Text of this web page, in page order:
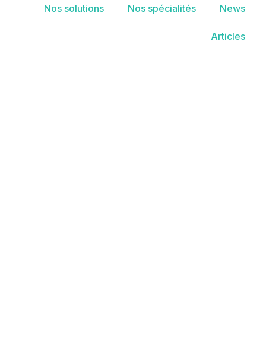
Nos solutions Nos spécialités News
Articles